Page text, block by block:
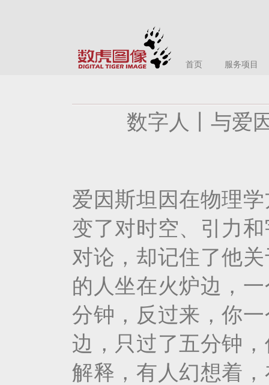
首页 服务项目
数字人丨与爱
爱因斯坦因在物理
变了对时空、引力
对论，却记住了他
的人坐在火炉边，
分钟，反过来，你
边，只过了五分钟
解释，有人幻想着